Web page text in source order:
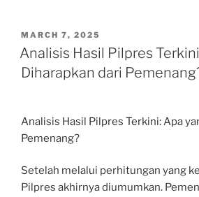
POSTED
ON
MARCH 7, 2025
Analisis Hasil Pilpres
Diharapkan dari
Analisis Hasil Pilpres Terkini: Apa
Pemenang?
Setelah melalui perhitungan yang
Pilpres akhirnya diumumkan.